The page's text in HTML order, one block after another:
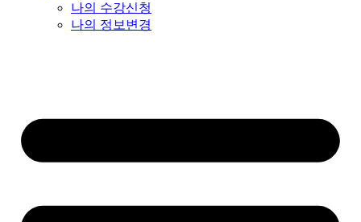
나의 수강신청
나의 정보변경